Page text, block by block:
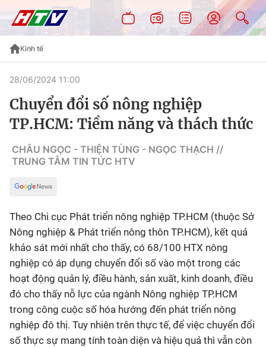
Kinh tế
28/06/2024 11:00
Chuyển đổi số nông nghiệp
TP.HCM: Tiềm năng và thách thức
CHÂU NGỌC - THIỆN TÙNG - NGỌC THẠCH //
TRUNG TÂM TIN TỨC HTV
Theo Chi cục Phát triển nông nghiệp TP.HCM (thuộc Sở
Nông nghiệp & Phát triển nông thôn TP.HCM), kết quả
khảo sát mới nhất cho thấy, có 68/100 HTX nông
nghiệp có áp dụng chuyển đổi số vào một trong các
hoạt động quản lý, điều hành, sản xuất, kinh doanh, điều
đó cho thấy nỗ lực của ngành Nông nghiệp TP.HCM
trong công cuộc số hóa hướng đến phát triển nông
nghiệp đô thị. Tuy nhiên trên thực tế, để việc chuyển đổi
số thực sự mang tính toàn diện và hiệu quả thì vẫn còn